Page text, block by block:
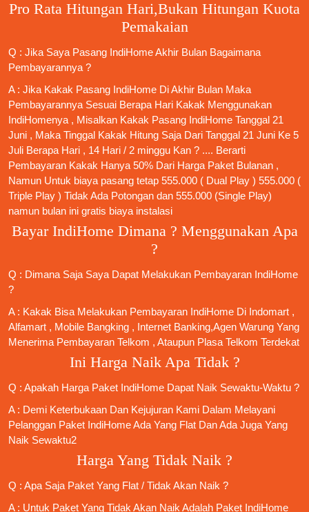
Pro Rata Hitungan Hari,Bukan Hitungan Kuota
Pemakaian
Q : Jika Saya Pasang IndiHomeAkhir Bulan Bagaimana
Pembayarannya ?
A : Jika Kakak Pasang IndiHome Di Akhir Bulan Maka
Pembayarannya Sesuai Berapa Hari Kakak Menggunakan
IndiHomenya , Misalkan Kakak Pasang IndiHome Tanggal 21
Juni , Maka Tinggal Kakak Hitung Saja Dari Tanggal 21 Juni Ke 5
Juli Berapa Hari , 14 Hari / 2 minggu Kan ? .... Berarti
Pembayaran Kakak Hanya 50% Dari Harga Paket Bulanan ,
Namun Untuk biaya pasang tetap 555.000 ( Dual Play ) 555.000 (
Triple Play ) Tidak Ada Potongan dan 555.000 (Single Play)
namun bulan ini gratis biaya instalasi
Bayar IndiHome Dimana ? Menggunakan Apa
?
Q : Dimana Saja Saya Dapat Melakukan Pembayaran IndiHome
?
A : Kakak Bisa Melakukan Pembayaran IndiHome Di Indomart ,
Alfamart , Mobile Bangking , Internet Banking,Agen Warung Yang
Menerima Pembayaran Telkom , Ataupun Plasa Telkom Terdekat
Ini Harga Naik Apa Tidak ?
Q : Apakah Harga Paket IndiHome Dapat Naik Sewaktu-Waktu ?
A : Demi Keterbukaan Dan Kejujuran Kami Dalam Melayani
Pelanggan Paket IndiHome Ada Yang Flat Dan Ada Juga Yang
Naik Sewaktu2
Harga Yang Tidak Naik ?
Q : Apa Saja Paket Yang Flat / Tidak Akan Naik ?
A : Untuk Paket Yang Tidak Akan Naik Adalah Paket IndiHome